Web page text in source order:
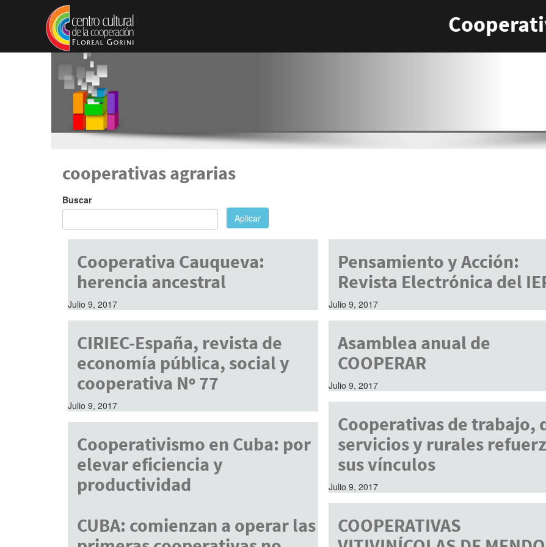
Pasar al contenido principal
cooperativas agrarias
Buscar
Aplicar
Cooperativa Cauqueva:
herencia ancestral
Julio 9, 2017
Pensamiento y Acción:
Revista Electrónica del
Julio 9, 2017
CIRIEC-España, revista de
economía pública, social y
cooperativa Nº 77
Julio 9, 2017
Asamblea anual de
COOPERAR
Julio 9, 2017
Cooperativas de trabajo,
servicios y rurales
sus vínculos
Julio 9, 2017
Cooperativismo en Cuba: por
elevar eficiencia y
productividad
CUBA: comienzan a operar las
COOPERATIVAS